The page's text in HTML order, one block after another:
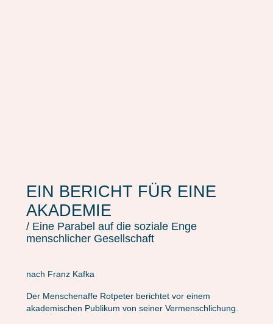
EIN BERICHT FÜR EINE
AKADEMIE
/ Eine Parabel auf die soziale Enge
menschlicher Gesellschaft
nach Franz Kafka
Der Menschenaffe Rotpeter berichtet vor einem
akademischen Publikum von seiner Vermenschlichung.